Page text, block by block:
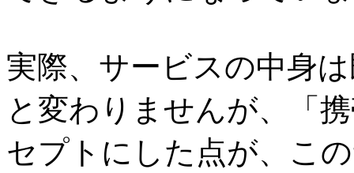
実際、サービスの中身
と変わりませんが、「
セプトにした点が、こ